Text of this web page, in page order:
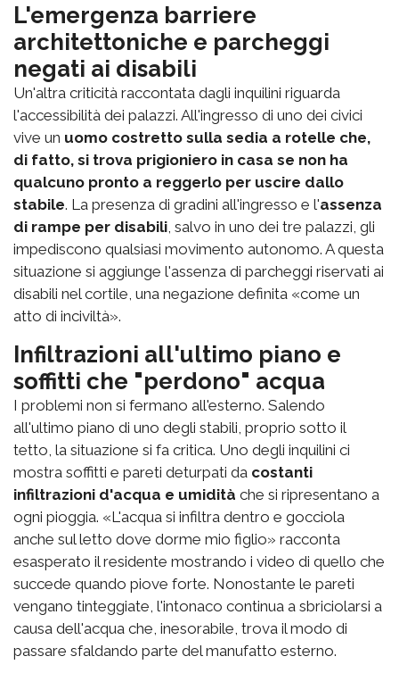
L'emergenza barriere
architettoniche e parcheggi
negati ai disabili
Un'altra criticità raccontata dagli inquilini riguarda
l'accessibilità dei palazzi. All'ingresso di uno dei civici
vive un uomo costretto sulla sedia a rotelle che,
di fatto, si trova prigioniero in casa se non ha
qualcuno pronto a reggerlo per uscire dallo
stabile. La presenza di gradini all'ingresso e l'assenza
di rampe per disabili, salvo in uno dei tre palazzi, gli
impediscono qualsiasi movimento autonomo. A questa
situazione si aggiunge l'assenza di parcheggi riservati ai
disabili nel cortile, una negazione definita «come un
atto di inciviltà».
Infiltrazioni all'ultimo piano e
soffitti che "perdono" acqua
I problemi non si fermano all'esterno. Salendo
all'ultimo piano di uno degli stabili, proprio sotto il
tetto, la situazione si fa critica. Uno degli inquilini ci
mostra soffitti e pareti deturpati da costanti
infiltrazioni d'acqua e umidità che si ripresentano a
ogni pioggia. «L'acqua si infiltra dentro e gocciola
anche sul letto dove dorme mio figlio» racconta
esasperato il residente mostrando i video di quello che
succede quando piove forte. Nonostante le pareti
vengano tinteggiate, l'intonaco continua a sbriciolarsi a
causa dell'acqua che, inesorabile, trova il modo di
passare sfaldando parte del manufatto esterno.